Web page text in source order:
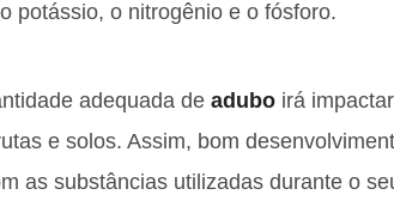
potássio, o nitrogênio e o fósforo.
adequada de adubo irá
e solos. Assim, bom
as substâncias utilizadas durante o